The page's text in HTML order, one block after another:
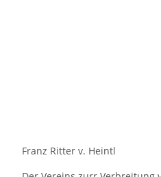
Franz Ritter v. Heintl